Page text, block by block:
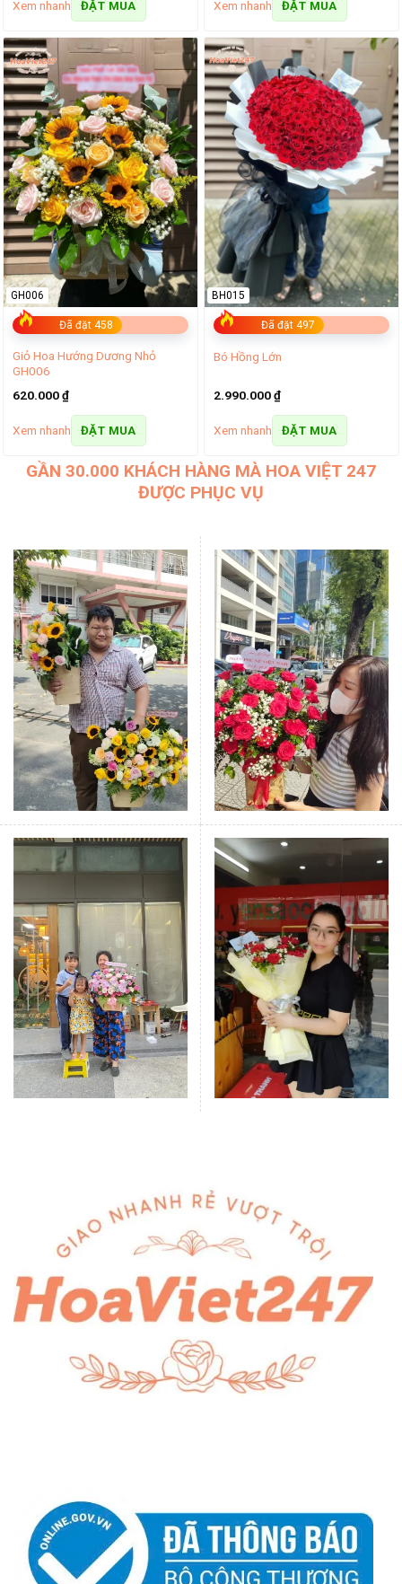
Xem nhanh ĐẶT MUA Xem nhanh ĐẶT MUA
Đã đặt 458
GH006
Giỏ Hoa Hướng Dương Nhỏ
GH006
620.000₫
Xem nhanh ĐẶT MUA
Đã đặt 497
BH015
Bó Hồng Lớn
2.990.000₫
Xem nhanh ĐẶT MUA
GẦN 30.000 KHÁCH HÀNG MÀ HOA VIỆT 247
ĐƯỢC PHỤC VỤ